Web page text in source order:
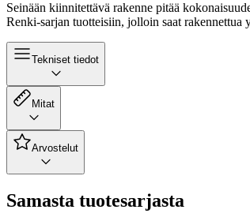
Seinään kiinnitettävä rakenne pitää
Renki-sarjan tuotteisiin, jolloin saat
Tekniset tiedot
Mitat
Arvostelut
Samasta tuotesarjasta